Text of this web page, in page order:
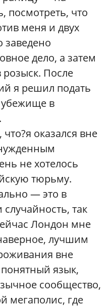
посмотреть, что
меня и двух
заведено
дело, а затем
После
я решил подать
убежище в
оказался вне
не хотелось
тюрьму.
— это в
так
Лондон мне
лучшим
вне
язык,
сообщество,
мегаполис, где